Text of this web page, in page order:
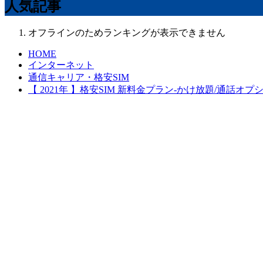
人気記事
オフラインのためランキングが表示できません
HOME
インターネット
通信キャリア・格安SIM
【 2021年 】格安SIM 新料金プラン-かけ放題/通話オプ